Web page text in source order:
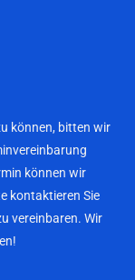
können, bitten wir
können wir
kontaktieren Sie
vereinbaren. Wir